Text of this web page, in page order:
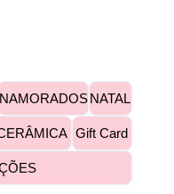
NAMORADOSNATAL
Gift Card